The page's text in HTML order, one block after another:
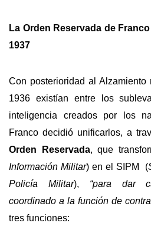
La Orden Reservada de
1937
Con posterioridad al
1936 existían entre los
inteligencia creados por los
Franco decidió unificarlos, a
Orden Reservada, que
Información Militar) en el SIPM (
Policía Militar), “para dar
coordinado a la función de
tres funciones: